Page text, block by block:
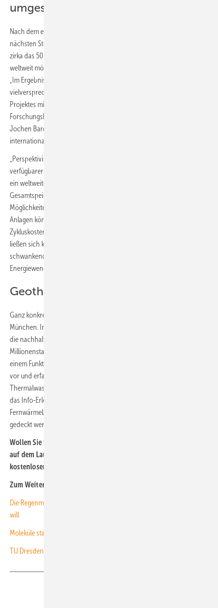
umgesetzt werden
Nach dem erfolgreichen Test im Bodensee will das IEE in der
nächsten Stufe eine dreimal so große Betonkugel bauen, die dann
zirka das 50 bis 100-fache an Energie speichern kann. Dafür wurden
weltweit mögliche Standorte recherchiert und genauer untersucht.
„Im Ergebnis wäre eine Umsetzung in Norwegen sehr
vielversprechend. Darüber hinaus haben wir die Ergebnisse des
Projektes mit möglichen industriellen Partnern diskutiert und weiteren
Forschungsbedarf identifiziert“, erläutert Fraunhofer-Bereichsleiter
Jochen Bard, der sich derzeit für die Bildung eines neuen
internationalen Projektkonsortiums engagiert.
„Perspektivisch sehen wir mit heutiger standardisierter und
verfügbarer Technik bei der Speicherkapazität von 20 MWh pro Kugel
ein weltweites Potenzial mit einer elektrischen
Gesamtspeicherkapazität von 893.000 MWh“, beschreibt Bard die
Möglichkeiten. „In zukünftigen Parks mit einer großen Anzahl solcher
Anlagen können sich damit vergleichsweise niedrige Speicher-
Zykluskosten von voraussichtlich zwei Cent pro kWh ergeben. Damit
ließen sich kostengünstig wichtige Ausgleichsbeiträge für die
schwankende Erzeugung aus
Energiewende leisten“, ist Bard überzeugt.
Geothermie aus München
Ganz konkret in der Gegenwart ist das Projekt der Stadtwerke
München. Im „Energy Lab“ zeigen die SWM auf spielerische Art, wie
die nachhaltige und
Millionenstadt Realität wird. Besucherinnen und Besucher tauchen an
einem Funktionsmodell mit einer Sonde in den Münchner Untergrund
vor und erfahren mehr zur Bodenbeschaffenheit in der Tiefe und zum
Thermalwasser. Technische und geologische Erläuterungen runden
das Info-Erlebnis ab. Bis spätestens 2040 soll Münchens
Fernwärmebedarf bis CO2-neutral und überwiegend mit Geothermie
gedeckt werden.
Wollen Sie bei technologischen Entwicklungen der Erneuerbaren
auf dem Laufenden bleiben, dann abonnieren Sie unseren
kostenlosen
Zum Weiterlesen:
Die Regenmacher: Wie es ein Professor aus Windparks regnen lassen
will
Moleküle statt Elektronen: Forscher planen Wasserstoff-WEA
TU Dresden entwickelt Schwungradspeicher in neuer Dimension